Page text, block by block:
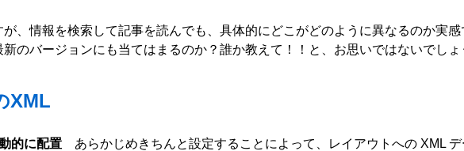
、情報を検索して記事を読んでも、具体的にどこがどのように異なるのか実感
のバージョンにも当てはまるのか？誰か教えて！！と、お思いではないでしょ
XML
的に配置 あらかじめきちんと設定することによって、レイアウトへの XML